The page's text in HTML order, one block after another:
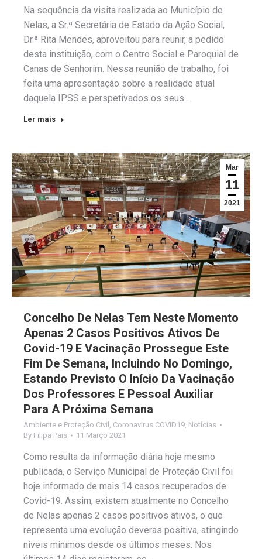
Na sequência da visita realizada ao Município de
Nelas, a Sr.ª Secretária de Estado da Ação Social,
Dr.ª Rita Mendes, aproveitou para reunir, a pedido
desta instituição, com o Centro Social e Paroquial de
Canas de Senhorim. Nessa reunião de trabalho, foi
feita uma apresentação sobre a realidade atual
daquela IPSS e perspetivados os seus…
Ler mais
Mar
11
2021
Concelho De Nelas Tem Neste Momento
Apenas 2 Casos Positivos Ativos De
Covid-19 E Vacinação Prossegue Este
Fim De Semana, Incluindo No Domingo,
Estando Previsto O Início Da Vacinação
Dos Professores E Pessoal Auxiliar
Para A Próxima Semana
Ambiente e Proteção Civil Coronavirus COVID19 Notícias
By Filipa Pais 11 Março 2021
Como resulta da informação diária hoje mesmo
publicada, o Serviço Municipal de Proteção Civil foi
hoje informado de mais 14 casos recuperados de
Covid-19. Assim, existem atualmente no Concelho
de Nelas apenas 2 casos positivos ativos, o que
representa uma evolução deveras positiva, atingindo
níveis mínimos desde os últimos meses. Nos